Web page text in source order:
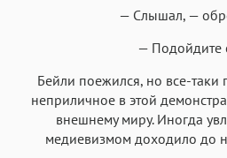
— Слышал, —
— Подойдите
Бейли поежился, но все-
неприличное в этой
внешнему миру. Иногда
медиевизмом доходило до